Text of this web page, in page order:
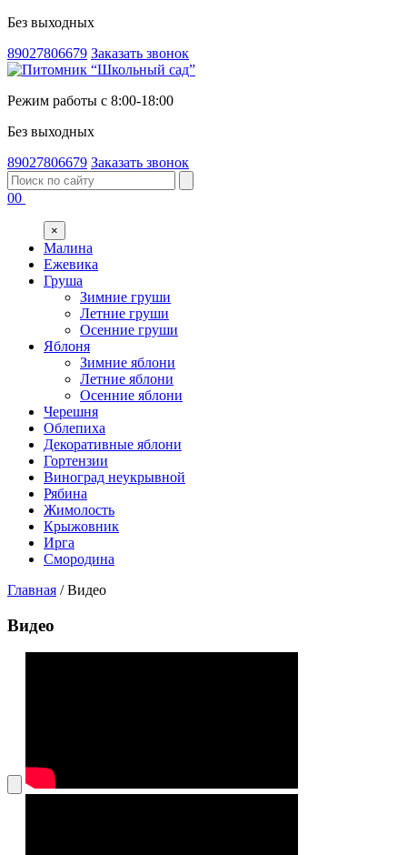
Без выходных
89027806679 Заказать звонок
Режим работы с 8:00-18:00
Без выходных
89027806679 Заказать звонок
00
×
Малина
Ежевика
Груша
Зимние груши
Летние груши
Осенние груши
Яблоня
Зимние яблони
Летние яблони
Осенние яблони
Черешня
Облепиха
Декоративные яблони
Гортензии
Виноград неукрывной
Рябина
Жимолость
Крыжовник
Ирга
Смородина
Главная /Видео
Видео